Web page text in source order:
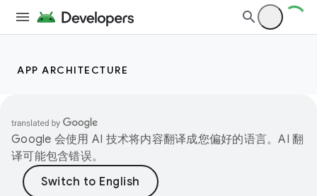
APP ARCHITECTURE
Google 会使用 AI 技术将内容翻译成您偏好的语言。AI 翻
译可能包含错误。